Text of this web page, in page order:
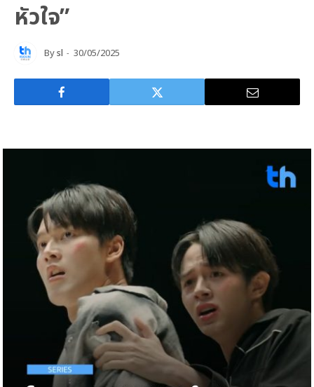
หัวใจ”
Bysl 30/05/2025